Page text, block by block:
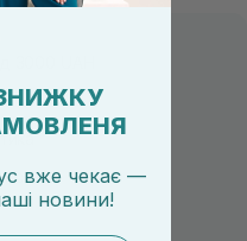
3000 UAH
вже чекає —
новини!